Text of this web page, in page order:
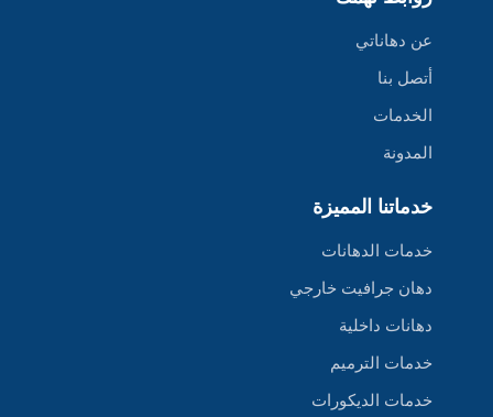
عن دهاناتي
أتصل بنا
الخدمات
المدونة
خدماتنا المميزة
خدمات الدهانات
دهان جرافيت خارجي
دهانات داخلية
خدمات الترميم
خدمات الديكورات